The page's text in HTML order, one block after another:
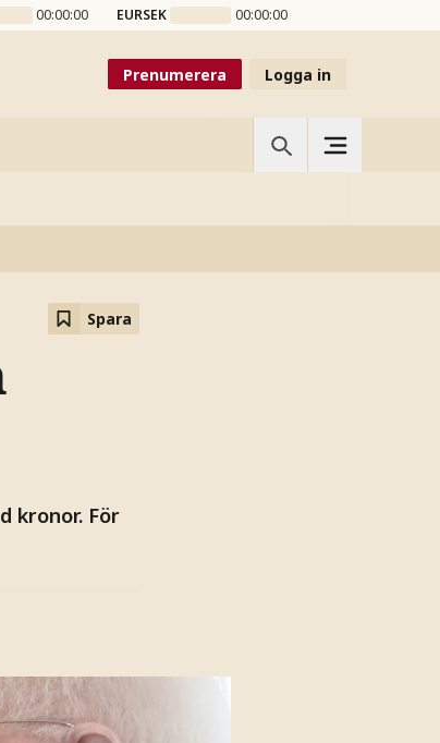
00:00:00 EURSEK 00:00:00
Prenumerera Logga in
Spara
kronor. För